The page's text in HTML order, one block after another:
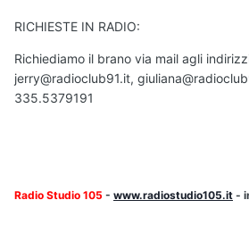
RICHIESTE IN RADIO:
Richiediamo il brano via mail agli
jerry@radioclub91.it,
335.5379191
Radio Studio 105 - www.radiostudio105.it -